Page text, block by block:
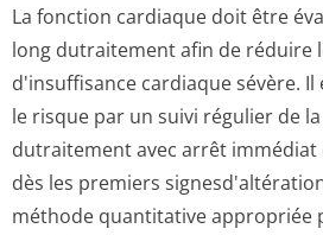
La fonction cardiaque doit être
long dutraitement afin de réduire
d'insuffisance cardiaque sévère.
le risque par un suivi régulier de la
dutraitement avec arrêt
dès les premiers
méthode quantitative appropriée